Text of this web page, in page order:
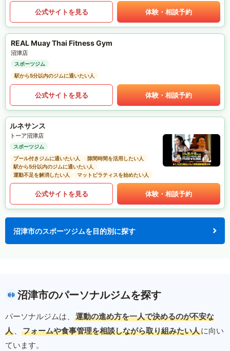
公式サイトを見る 体験・相談予約
REAL Muay Thai Fitness Gym
沼津店
スポーツジム
駅から5分以内のジムに通いたい人
公式サイトを見る 体験・相談予約
ルネサンス
トーア沼津店
スポーツジム
プール付きジムに通いたい人
隙間時間を活用したい人
駅から5分以内のジムに通いたい人
運動不足を解消したい人
マットピラティスを始めたい人
公式サイトを見る 体験・相談予約
沼津市のスポーツジムを目的別に探す
沼津市のパーソナルジムを探す
パーソナルジムは、
運動の進め方を一人で決めるのが不安な
人 、 フォームや食事管理を相談しながら取り組みたい人に向い
ています。